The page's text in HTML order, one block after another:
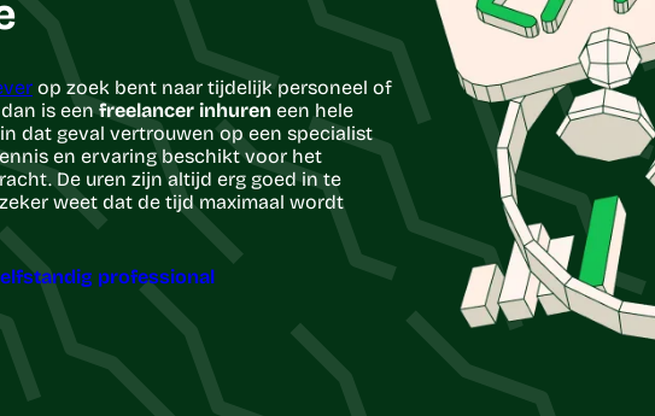
op zoek bent naar tijdelijk personeel of
is eenfreelancer inhuren een hele
dat geval vertrouwen op een specialist
en ervaring beschikt voor het
De uren zijn altijd erg goed in te
weet dat de tijd maximaal wordt
professional